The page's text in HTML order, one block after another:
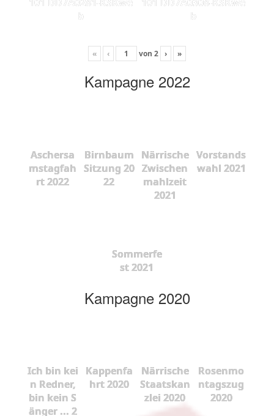
b
b
« ‹ von 2 › »
Kampagne 2022
Aschersa
mstagfah
rt 2022
Birnbaum
Sitzung 20
22
Närrische
Zwischen
mahlzeit
2021
Vorstands
wahl 2021
Sommerfe
st 2021
Kampagne 2020
Ich bin kei
n Redner,
bin kein S
änger ... 2
Kappenfa
hrt 2020
Närrische
Staatskan
zlei 2020
Rosenmo
ntagszug
2020